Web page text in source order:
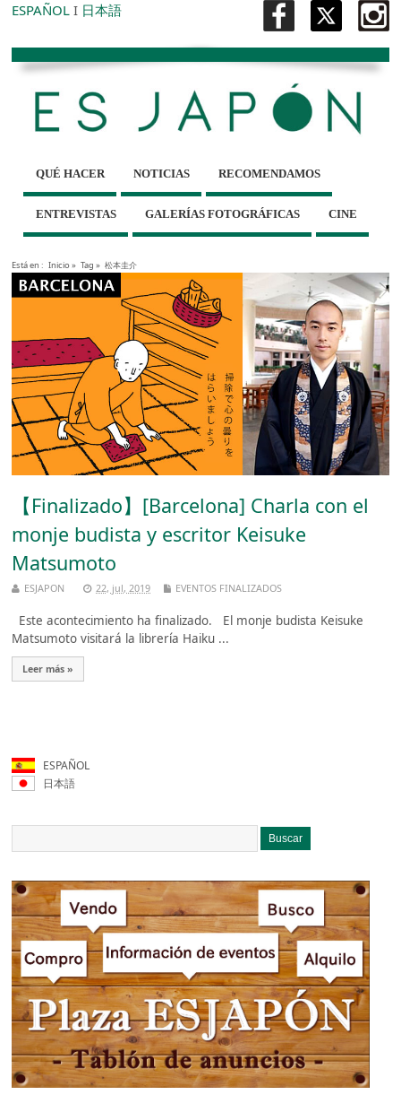
ESPAÑOL I 日本語
QUÉ HACER NOTICIAS RECOMENDAMOS
ENTREVISTAS GALERÍAS FOTOGRÁFICAS CINE
Está en : Inicio» Tag » 松本圭介
【Finalizado】[Barcelona] Charla con el
monje budista y escritor Keisuke
Matsumoto
ESJAPON 22, jul, 2019 EVENTOS FINALIZADOS
Este acontecimiento ha finalizado. El monje budista Keisuke
Matsumoto visitará la librería Haiku ...
Leer más »
ESPAÑOL
日本語